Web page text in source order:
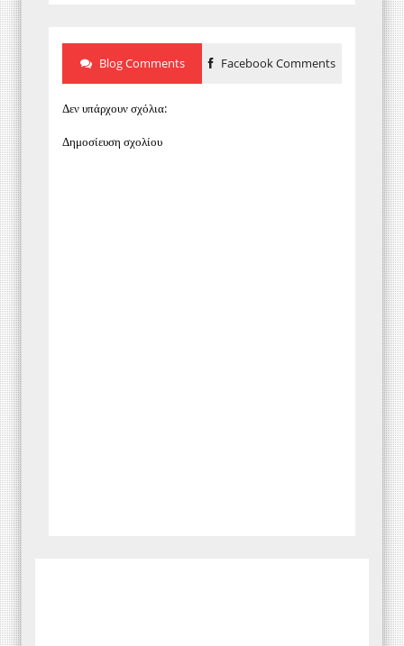
Blog Comments Facebook Comments
Δεν υπάρχουν σχόλια:
Δημοσίευση σχολίου